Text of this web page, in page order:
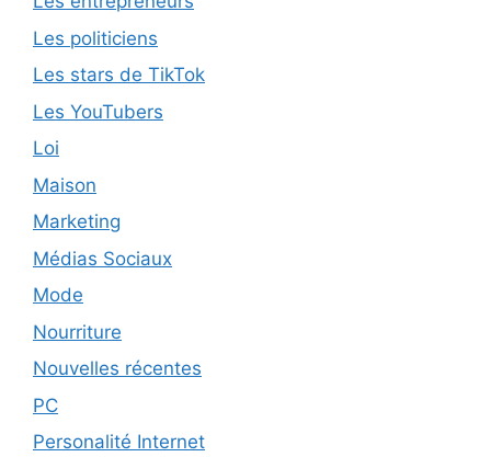
Les politiciens
Les stars de TikTok
Les YouTubers
Loi
Maison
Marketing
Médias Sociaux
Mode
Nourriture
Nouvelles récentes
PC
Personalité Internet